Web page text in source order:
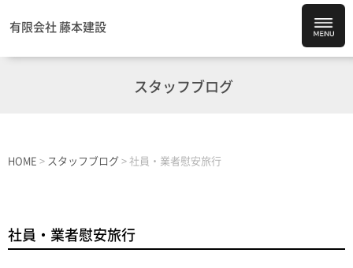
有限会社 藤本建設
スタッフブログ
HOME > スタッフブログ > 社員・業者慰安旅行
社員・業者慰安旅行